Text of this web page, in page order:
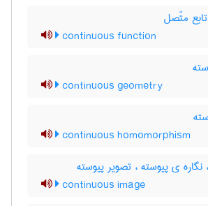
متّصل
continuous function
continuous geometry
continuous homomorphism
ی پیوسته ، تصویر پیوسته
continuous image